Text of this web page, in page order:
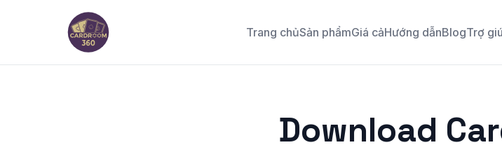
Trang chủSản phẩmGiá cảHướng dẫnBlogTrợ
Download